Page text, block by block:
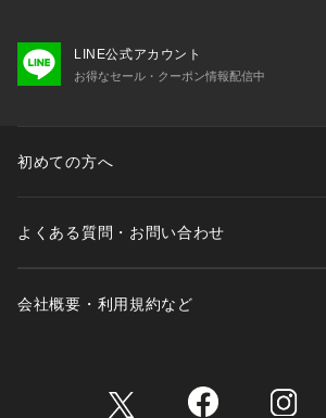
LINE公式アカウント
お得なセール・クーポン情報配信中
初めての方へ
よくある質問・お問い合わせ
会社概要・利用規約など